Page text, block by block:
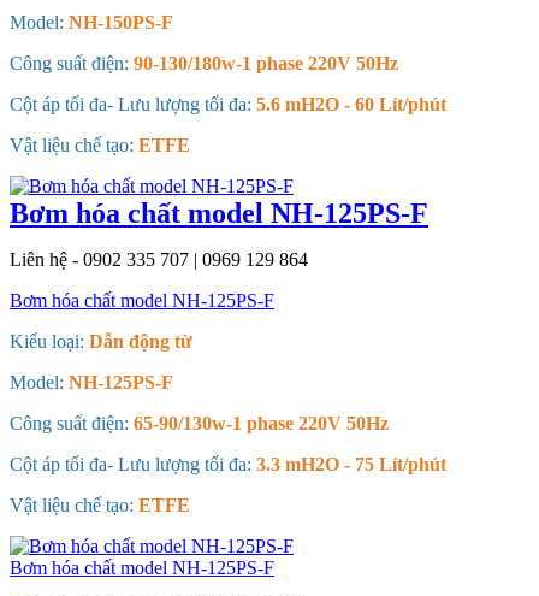
Model: NH-150PS-F
Công suất điện: 90-130/180w-1 phase 220V 50Hz
Cột áp tối đa- Lưu lượng tối đa: 5.6 mH2O - 60 Lít/phút
Vật liệu chế tạo: ETFE
Bơm hóa chất model NH-125PS-F
Liên hệ - 0902 335 707 | 0969 129 864
Bơm hóa chất model NH-125PS-F
Kiểu loại: Dẫn động từ
Model: NH-125PS-F
Công suất điện: 65-90/130w-1 phase 220V 50Hz
Cột áp tối đa- Lưu lượng tối đa: 3.3 mH2O - 75 Lít/phút
Vật liệu chế tạo: ETFE
Bơm hóa chất model NH-125PS-F